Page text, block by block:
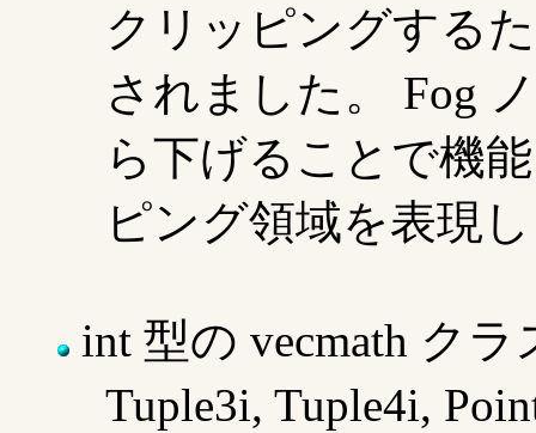
クリッピングする
されました。 Fog
ら下げることで機
ピング領域を表現
int 型の vecmath クラ
Tuple3i, Tuple4i,